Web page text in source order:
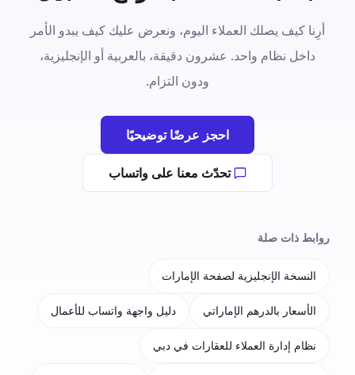
أرِنا كيف يصلك العملاء اليوم، ونعرض عليك كيف يبدو الأمر
داخل نظام واحد. عشرون دقيقة، بالعربية أو الإنجليزية،
ودون التزام.
احجز عرضًا توضيحيًا
تحدّث معنا على واتساب
روابط ذات صلة
النسخة الإنجليزية لصفحة الإمارات
الأسعار بالدرهم الإماراتي دليل واجهة واتساب للأعمال
نظام إدارة العملاء للعقارات في دبي